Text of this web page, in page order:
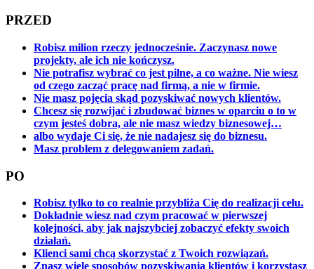
PRZED
Robisz milion rzeczy jednocześnie. Zaczynasz nowe
projekty, ale ich nie kończysz.
Nie potrafisz wybrać co jest pilne, a co ważne. Nie wiesz
od czego zacząć pracę nad firmą, a nie w firmie.
Nie masz pojęcia skąd pozyskiwać nowych klientów.
Chcesz się rozwijać i zbudować biznes w oparciu o to w
czym jesteś dobra, ale nie masz wiedzy biznesowej…
albo wydaje Ci się, że nie nadajesz się do biznesu.
Masz problem z delegowaniem zadań.
PO
Robisz tylko to co realnie przybliża Cię do realizacji celu.
Dokładnie wiesz nad czym pracować w pierwszej
kolejności, aby jak najszybciej zobaczyć efekty swoich
działań.
Klienci sami chcą skorzystać z Twoich rozwiązań.
Znasz wiele sposobów pozyskiwania klientów i korzystasz